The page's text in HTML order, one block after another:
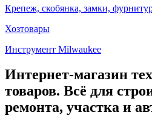
Крепеж, скобянка, замки,
Хозтовары
Инструмент Milwaukee
Интернет-магазин
товаров. Всё для
ремонта, участка и